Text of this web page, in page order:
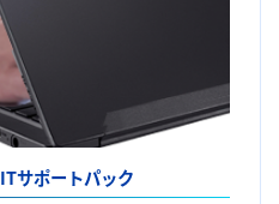
ITサポートパック